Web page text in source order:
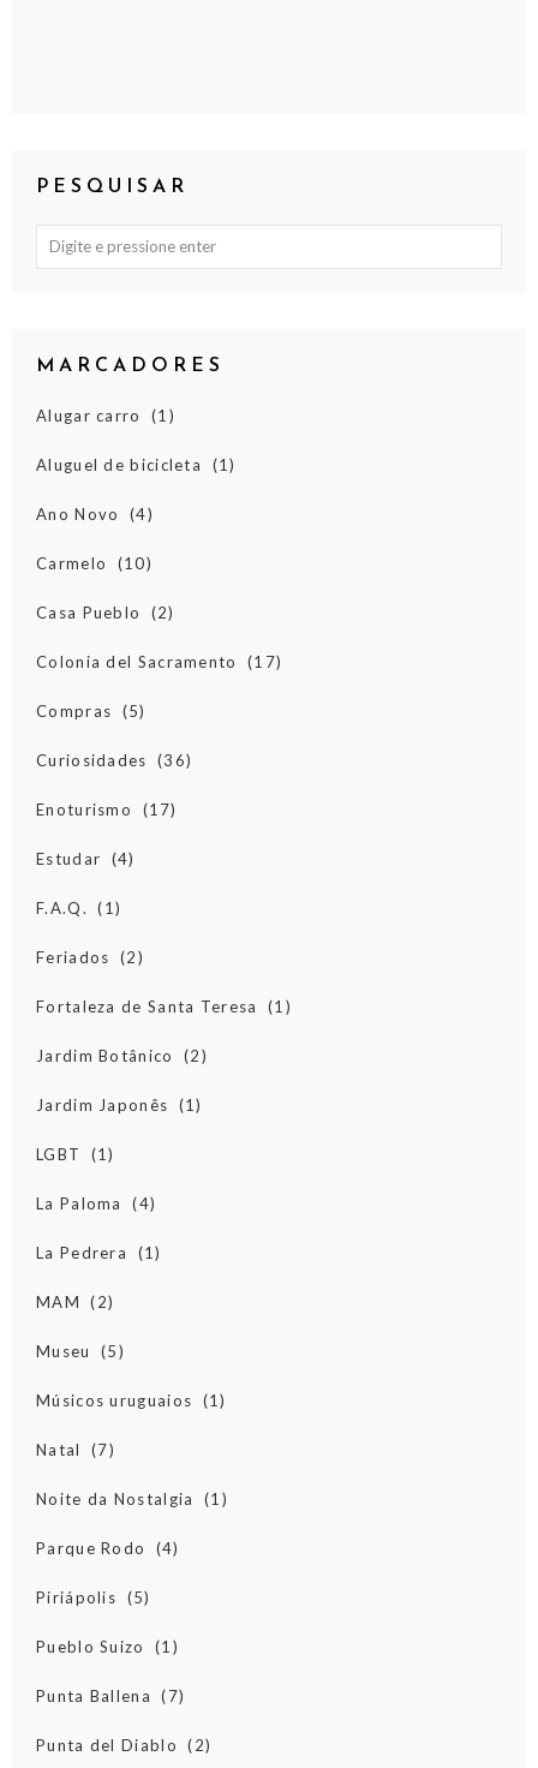
PESQUISAR
MARCADORES
Alugar carro (1)
Aluguel de bicicleta (1)
Ano Novo (4)
Carmelo (10)
Casa Pueblo (2)
Colonia del Sacramento (17)
Compras (5)
Curiosidades (36)
Enoturismo (17)
Estudar (4)
F.A.Q. (1)
Feriados (2)
Fortaleza de Santa Teresa (1)
Jardim Botânico (2)
Jardim Japonês (1)
LGBT (1)
La Paloma (4)
La Pedrera (1)
MAM (2)
Museu (5)
Músicos uruguaios (1)
Natal (7)
Noite da Nostalgia (1)
Parque Rodo (4)
Piriápolis (5)
Pueblo Suizo (1)
Punta Ballena (7)
Punta del Diablo (2)